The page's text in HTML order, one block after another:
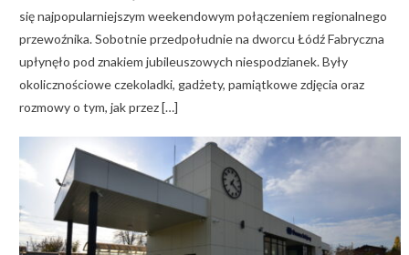
się najpopularniejszym weekendowym połączeniem regionalnego
przewoźnika. Sobotnie przedpołudnie na dworcu Łódź Fabryczna
upłynęło pod znakiem jubileuszowych niespodzianek. Były
okolicznościowe czekoladki, gadżety, pamiątkowe zdjęcia oraz
rozmowy o tym, jak przez […]